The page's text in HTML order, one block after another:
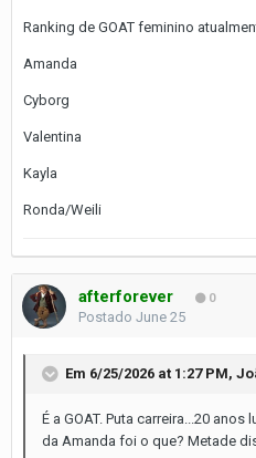
Ranking de GOAT feminino
Amanda
Cyborg
Valentina
Kayla
Ronda/Weili
afterforever 0
Postado June 25
Em 6/25/2026 at 1:27 PM,
É a GOAT. Puta carreira...20
da Amanda foi o que? Metade